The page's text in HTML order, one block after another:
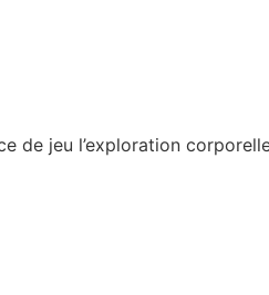
de jeu l’exploration